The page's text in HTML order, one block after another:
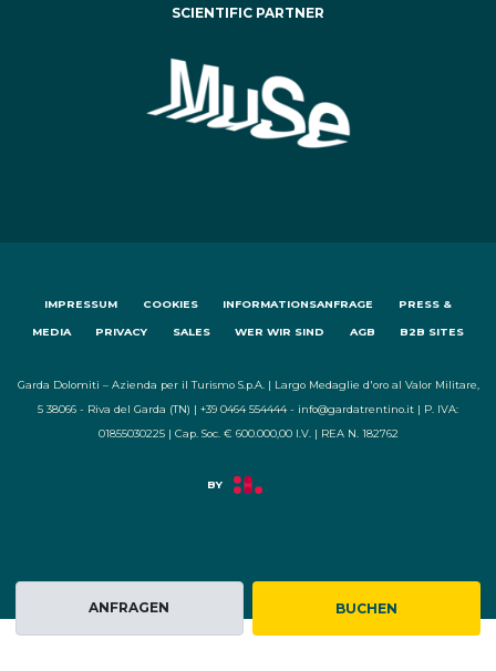
ANFRAGEN BUCHEN
SCIENTIFIC PARTNER
IMPRESSUM COOKIES INFORMATIONSANFRAGE PRESS &
MEDIA PRIVACY SALES WER WIR SIND AGB B2B SITES
Garda Dolomiti – Azienda per il Turismo S.p.A. | Largo Medaglie d'oro al Valor Militare,
5 38066 - Riva del Garda (TN) | +39 0464 554444 - info@gardatrentino.it | P. IVA:
01855030225 | Cap. Soc. € 600.000,00 I.V. | REA N. 182762